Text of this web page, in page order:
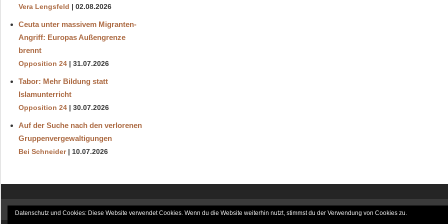
Vera Lengsfeld 02.08.2026
Ceuta unter massivem Migranten-
Angriff: Europas Außengrenze
brennt
Opposition 24 31.07.2026
Tabor: Mehr Bildung statt
Islamunterricht
Opposition 24 30.07.2026
Auf der Suche nach den verlorenen
Gruppenvergewaltigungen
Bei Schneider 10.07.2026
Datenschutz und Cookies: Diese Website verwendet Cookies. Wenn du die Website weiterhin nutzt, stimmst du der Verwendung von Cookies zu.
6. August 2026 / 08:36